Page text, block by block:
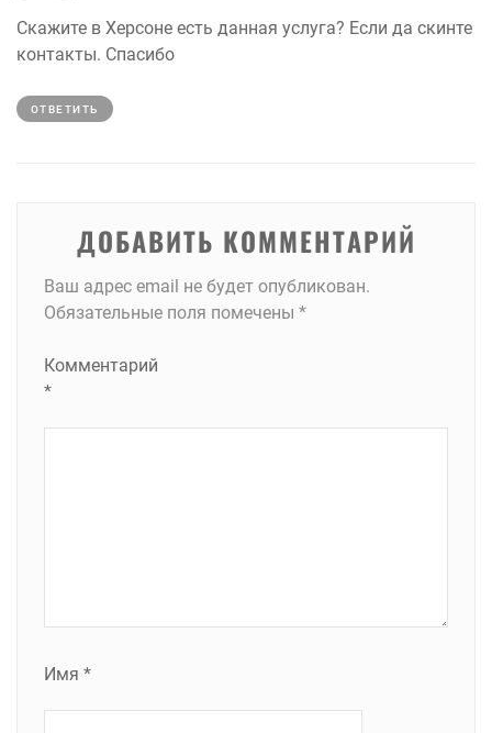
Скажите в Херсоне есть данная услуга? Если да скинте
контакты. Спасибо
ОТВЕТИТЬ
ДОБАВИТЬ КОММЕНТАРИЙ
Ваш адрес email не будет опубликован.
Обязательные поля помечены *
Комментарий
*
Имя *